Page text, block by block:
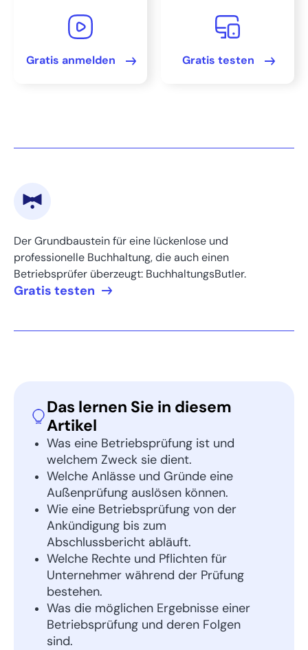
zu beschleunigen?
Gratis anmelden Gratis testen
Der Grundbaustein für eine lückenlose und
professionelle Buchhaltung, die auch einen
Betriebsprüfer überzeugt: BuchhaltungsButler.
Gratis testen
Das lernen Sie in diesem
Artikel
Was eine Betriebsprüfung ist und
welchem Zweck sie dient.
Welche Anlässe und Gründe eine
Außenprüfung auslösen können.
Wie eine Betriebsprüfung von der
Ankündigung bis zum
Abschlussbericht abläuft.
Welche Rechte und Pflichten für
Unternehmer während der Prüfung
bestehen.
Was die möglichen Ergebnisse einer
Betriebsprüfung und deren Folgen
sind.